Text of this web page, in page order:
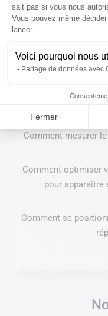
sait pas si vous nous
Vous pouvez même
lancer.
Voici pourquoi nous
Partage de données avec
Fermer
Comment
Comment mesurer
Comment optimiser
pour apparaître
Comment se